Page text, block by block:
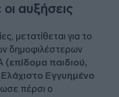
αυξήσεις
μετατίθεται για το
δημοφιλέστερων
(επίδομα παιδιού,
Εγγυημένο
πέρσι ο